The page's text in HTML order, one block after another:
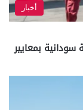
أخبار
بمعايير